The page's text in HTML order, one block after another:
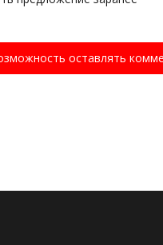
оставлять